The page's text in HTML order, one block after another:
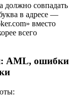
должно совпадать
в адресе —
вместо
всего
AML, ошибки